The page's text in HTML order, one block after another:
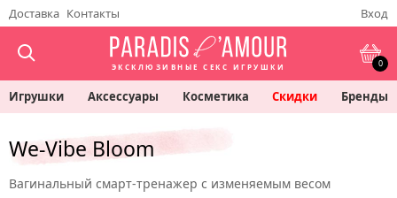
Доставка Контакты Вход
ЭКСКЛЮЗИВНЫЕ СЕКС ИГРУШКИ 0
Игрушки Аксессуары Косметика Скидки Бренды
We-Vibe Bloom
Вагинальный смарт-тренажер с изменяемым весом